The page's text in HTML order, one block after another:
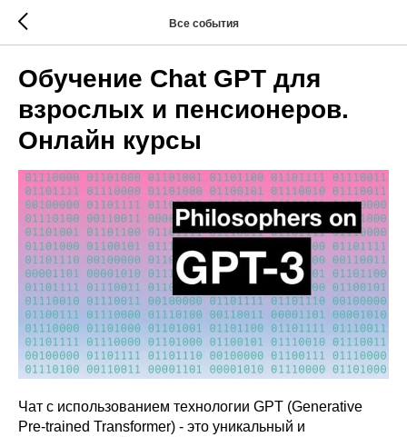
Все события
Обучение Chat GPT для
взрослых и пенсионеров.
Онлайн курсы
Чат с использованием технологии GPT (Generative
Pre-trained Transformer) - это уникальный и